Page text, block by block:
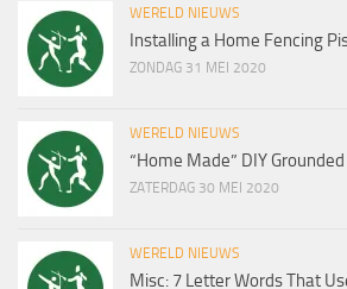
WERELD NIEUWS
Installing a Home Fencing
ZONDAG 31 MEI 2020
WERELD NIEUWS
“Home Made” DIY
ZATERDAG 30 MEI 2020
WERELD NIEUWS
Misc: 7 Letter Words That